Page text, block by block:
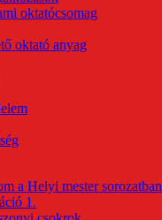
oktatócsomag
oktató anyag
a Helyi mester sorozatban
1.